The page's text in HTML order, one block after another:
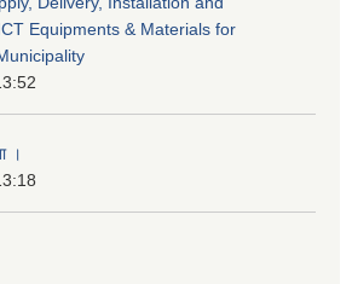
Equipments & Materials for
।